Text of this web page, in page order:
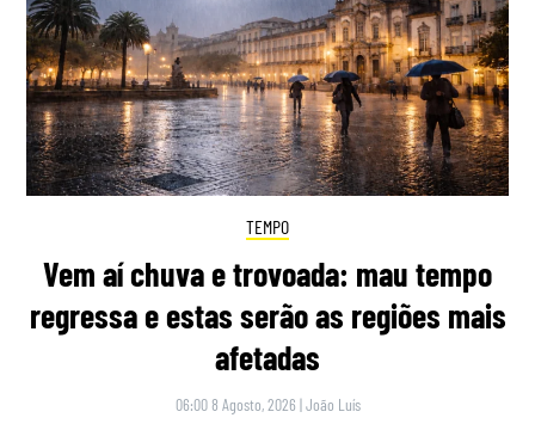
TEMPO
Vem aí chuva e trovoada: mau tempo
regressa e estas serão as regiões mais
afetadas
06:00 8 Agosto, 2026 |João Luís